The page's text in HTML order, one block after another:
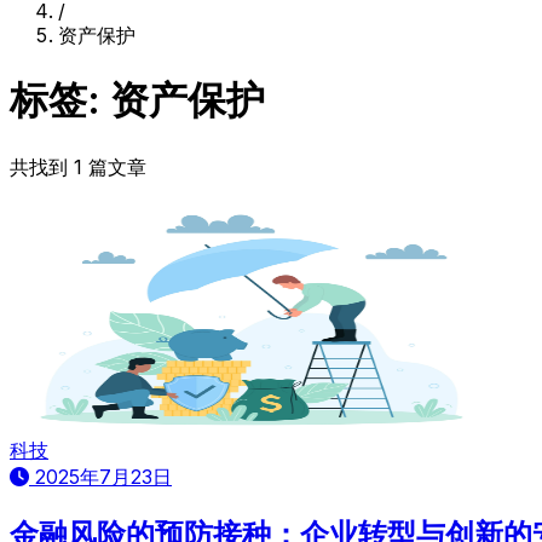
/
资产保护
标签: 资产保护
共找到 1 篇文章
科技
2025年7月23日
金融风险的预防接种：企业转型与创新的